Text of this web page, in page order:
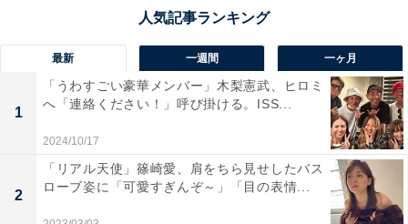
最新 一週間 一ヶ月
1
「うわすごい豪華メンバー」木梨憲武、ヒロミ
へ「連絡ください！」呼び掛ける。ISS...
2024/10/17
2
「リアル天使」篠崎愛、肩をちら見せしたバス
ローブ姿に「可愛すぎんぞ～」「目の表情...